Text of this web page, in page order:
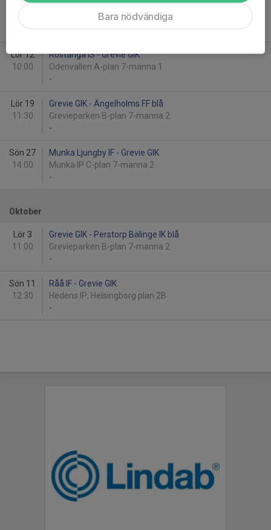
Sön 6
Grevie GIK - Ödåkra IF
Grevieparken B-plan 7-manna 2
Lör 12
10:00
Röstånga IS - Grevie GIK
Odenvallen A-plan 7-manna 1
-
Lör 19
11:30
Grevie GIK - Ängelholms FF blå
Grevieparken B-plan 7-manna 2
-
Sön 27
14:00
Munka Ljungby IF - Grevie GIK
Munka IP C-plan 7-manna 2
-
Oktober
Lör 3
11:00
Grevie GIK - Perstorp Bälinge IK blå
Grevieparken B-plan 7-manna 2
-
Sön 11
12:30
Råå IF - Grevie GIK
Hedens IP, Helsingborg plan 2B
-
Bara nödvändiga